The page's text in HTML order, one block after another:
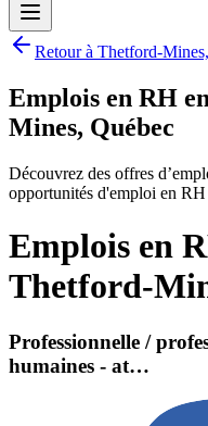
Retour à Thetford-
Emplois en RH
Mines, Québec
Découvrez des offres
opportunités d'emploi en
Emplois en
Thetford-
Professionnelle /
humaines - at…